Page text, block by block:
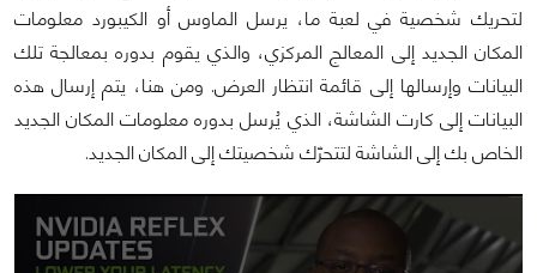
لتحريك شخصية في لعبة ما، يرسل الماوس أو الكيبورد معلومات
المكان الجديد إلى المعالج المركزي، والذي يقوم بدوره بمعالجة تلك
البيانات وإرسالها إلى قائمة انتظار العرض. ومن هنا، يتم إرسال هذه
البيانات إلى كارت الشاشة، الذي يُرسل بدوره معلومات المكان الجديد
الخاص بك إلى الشاشة لتتحرّك شخصيتك إلى المكان الجديد.